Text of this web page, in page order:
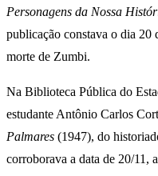
Personagens da Nossa
publicação constava o dia 20
morte de Zumbi.
Na Biblioteca Pública do
estudante Antônio Carlos
Palmares (1947), do
corroborava a data de 20/11,